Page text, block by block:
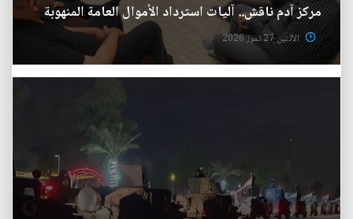
مركز آدم ناقش.. آليات استرداد الأموال العامة المنهوبة
الأثنين 27 تموز 2026